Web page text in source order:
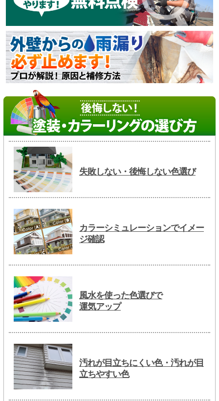
失敗しない・後悔しない色選び
カラーシミュレーションでイメー
ジ確認
風水を使った色選びで
運気アップ
汚れが目立ちにくい色・汚れが目
立ちやすい色